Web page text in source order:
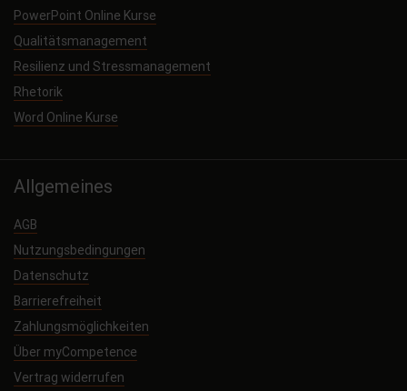
PowerPoint Online Kurse
Qualitätsmanagement
Resilienz und Stressmanagement
Rhetorik
Word Online Kurse
Allgemeines
AGB
Nutzungsbedingungen
Datenschutz
Barrierefreiheit
Zahlungsmöglichkeiten
Über myCompetence
Vertrag widerrufen